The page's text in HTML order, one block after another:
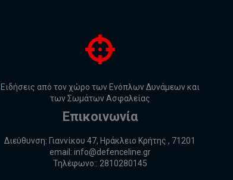
Ειδήσεις από τον χώρο των Ενόπλων Δυνάμεων και
των Σωμάτων Ασφαλείας
Επικοινωνία
Διεύθυνση: Γιαννίκου 47, Ηράκλειο Κρήτης , 71201
email: info@defenceline.gr
Τηλέφωνο:: 2810280145